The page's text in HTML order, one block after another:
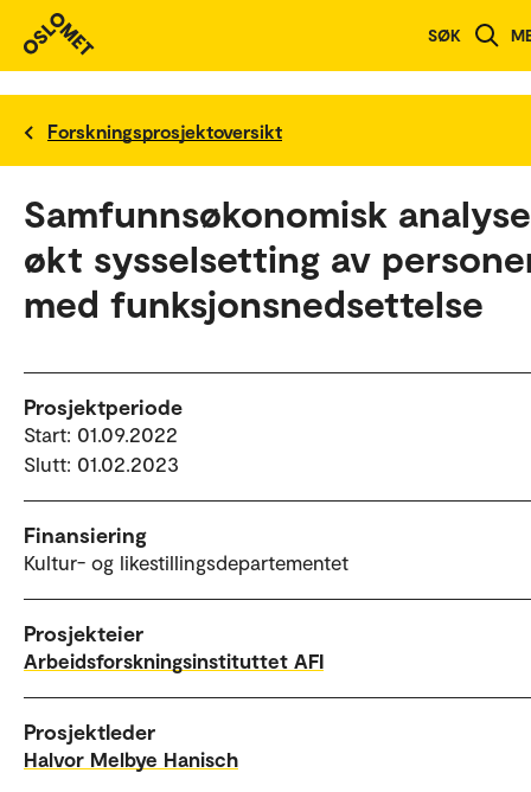
SØK
Forskningsprosjektoversikt
Samfunnsøkonomisk
økt sysselsetting av
med funksjonsnedsettelse
Prosjektperiode
Start: 01.09.2022
Slutt: 01.02.2023
Finansiering
Kultur- og likestillingsdepartementet
Prosjekteier
Arbeidsforskningsinstituttet AFI
Prosjektleder
Halvor Melbye Hanisch